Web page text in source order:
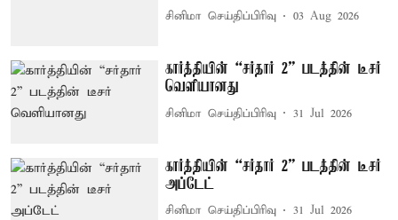
சினிமா செய்திப்பிரிவு 03 Aug 2026
கார்த்தியின் “சர்தார் 2” படத்தின் டீசர்
வெளியானது
சினிமா செய்திப்பிரிவு 31 Jul 2026
கார்த்தியின் “சர்தார் 2” படத்தின் டீசர்
அப்டேட்
சினிமா செய்திப்பிரிவு 31 Jul 2026